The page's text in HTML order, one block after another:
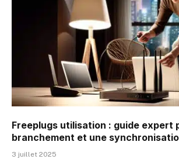
Freeplugs utilisation : guide expert
branchement et une
3 juillet 2025